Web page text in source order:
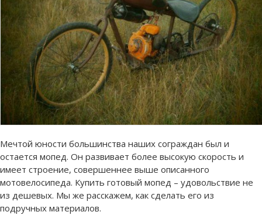
Мечтой юности большинства наших сограждан был и
остается мопед. Он развивает более высокую скорость и
имеет строение, совершеннее выше описанного
мотовелосипеда. Купить готовый мопед – удовольствие не
из дешевых. Мы же расскажем, как сделать его из
подручных материалов.